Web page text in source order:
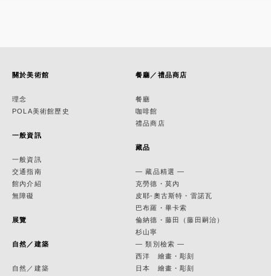
關於美術館
理念
POLA美術館歷史
一般資訊
一般資訊
交通指南
館內介紹
無障礙
展覽
自然／建築
自然／建築
餐廳／禮品商店
餐廳
咖啡館
禮品商店
藏品
— 藏品精選 —
克勞德・莫內
皮耶-奧古斯特・雷諾瓦
巴布羅・畢卡索
倫納德・藤田（藤田嗣治）
杉山寧
— 類別檢索 —
西洋 繪畫・彫刻
日本 繪畫・彫刻